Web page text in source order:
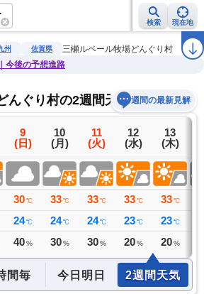
村
検索 現在地
地震情報 警報・注意報 2週間天気 ラ
州 佐賀県
三瀬ルベール牧場どんぐり村
今後の予想進路
んぐり村の2週間天気予報週間の最新見解
9
(日)
30 ℃
24 ℃
40 %
10
(月)
33 ℃
24 ℃
30 %
11
(火)
33 ℃
24 ℃
30 %
12
(水)
33 ℃
23 ℃
20 %
13
(木)
33 ℃
23 ℃
20 %
間毎 今日明日 2週間天気